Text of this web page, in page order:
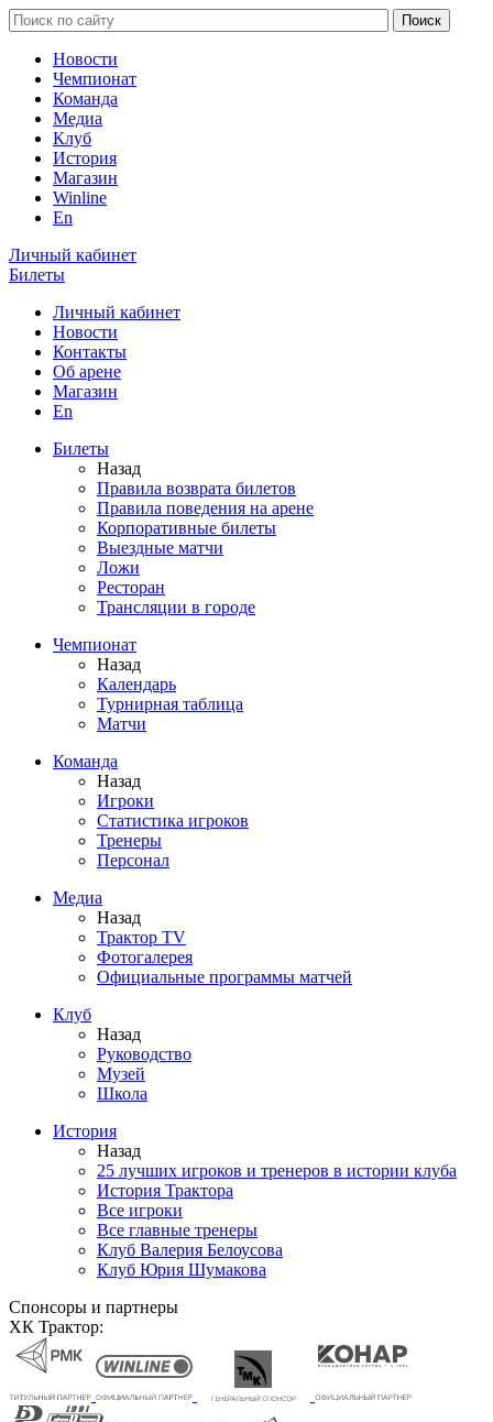
Новости
Чемпионат
Команда
Медиа
Клуб
История
Магазин
Winline
En
Личный кабинет
Билеты
Личный кабинет
Новости
Контакты
Об арене
Магазин
En
Билеты
Назад
Правила возврата билетов
Правила поведения на арене
Корпоративные билеты
Выездные матчи
Ложи
Ресторан
Трансляции в городе
Чемпионат
Назад
Календарь
Турнирная таблица
Матчи
Команда
Назад
Игроки
Статистика игроков
Тренеры
Персонал
Медиа
Назад
Трактор TV
Фотогалерея
Официальные программы матчей
Клуб
Назад
Руководство
Музей
Школа
История
Назад
25 лучших игроков и тренеров в истории клуба
История Трактора
Все игроки
Все главные тренеры
Клуб Валерия Белоусова
Клуб Юрия Шумакова
Спонсоры и партнеры
ХК Трактор: